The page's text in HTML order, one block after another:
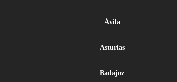
Ávila
Asturias
Badajoz